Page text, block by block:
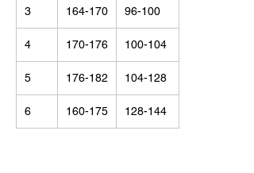
3 164-170 96-100
4 170-176 100-104
5 176-182 104-128
6 160-175 128-144